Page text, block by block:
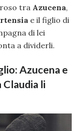
tra Azucena,
e il figlio di
di lei
a dividerli.
Azucena e
li